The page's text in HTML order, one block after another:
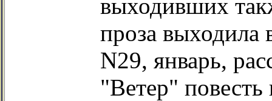
выходивших
проза выходила
N29, январь,
"Ветер" повесть